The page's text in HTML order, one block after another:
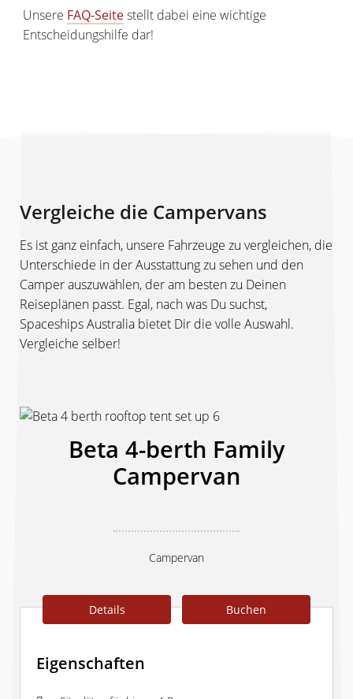
Unsere FAQ-Seitestellt dabei eine wichtige
Entscheidungshilfe dar!
Vergleiche die Campervans
Es ist ganz einfach, unsere Fahrzeuge zu vergleichen, die
Unterschiede in der Ausstattung zu sehen und den
Camper auszuwählen, der am besten zu Deinen
Reiseplänen passt. Egal, nach was Du suchst,
Spaceships Australia bietet Dir die volle Auswahl.
Vergleiche selber!
Beta 4-berth Family
Campervan
Campervan
Details Buchen
Eigenschaften